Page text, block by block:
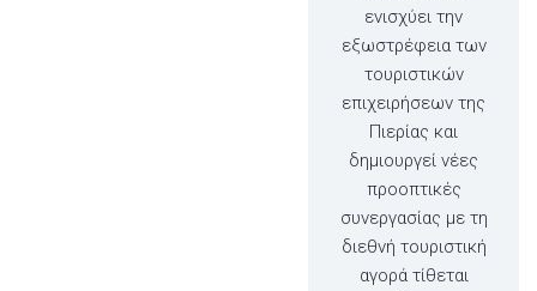
ενισχύει την
εξωστρέφεια των
τουριστικών
επιχειρήσεων της
Πιερίας και
δημιουργεί νέες
προοπτικές
συνεργασίας με τη
διεθνή τουριστική
αγορά τίθεται